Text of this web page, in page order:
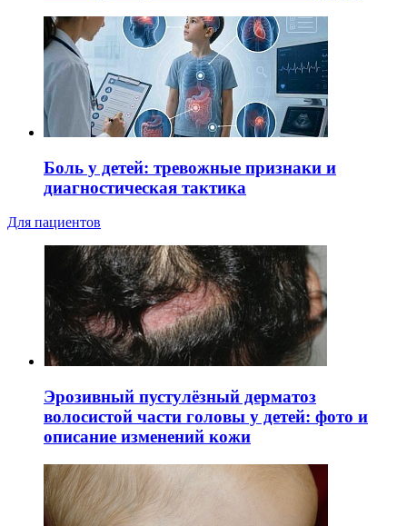
Боль у детей: тревожные признаки и
диагностическая тактика
Для пациентов
Эрозивный пустулёзный дерматоз
волосистой части головы у детей: фото и
описание изменений кожи